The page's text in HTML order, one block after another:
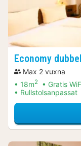
Economy
Max 2 vuxna
18m2 Gratis
Rullstolsanpassat